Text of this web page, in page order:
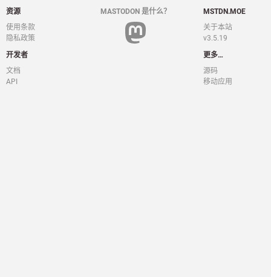
资源
使用条款
隐私政策
开发者
文档
API
MASTODON 是什么？
MSTDN.MOE
关于本站
v3.5.19
更多…
源码
移动应用